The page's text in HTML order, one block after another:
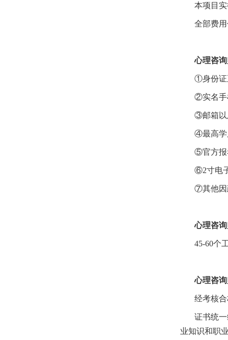
本项目
全部费
心理咨
①身份证
②实名手
③邮箱以
④最高学
⑤官方报
⑥2寸电
⑦其他因
心理咨
45-60个
心理咨
经考核
证书统
业知识和职